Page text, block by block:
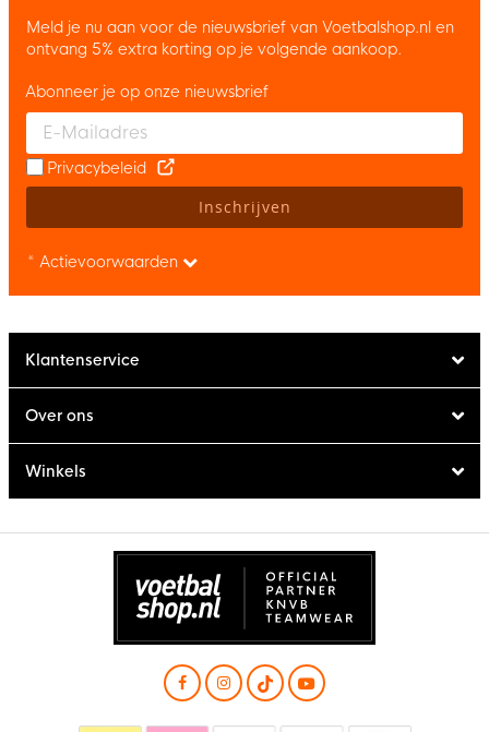
Meld je nu aan voor de nieuwsbrief van Voetbalshop.nl en
ontvang 5% extra korting op je volgende aankoop.
Enter your email and accept the privacy policy to subscribe to
Abonneer je op onze nieuwsbrief
Privacybeleid
Inschrijven
* Actievoorwaarden
Klantenservice
Over ons
Winkels